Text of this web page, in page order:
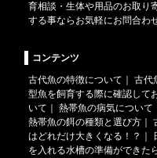
育相談・生体や用品のお取り
する事ならお気軽にお問合わ
コンテンツ
古代魚の特徴について ｜ 古代
型魚を飼育する際に確認して
いて ｜ 熱帯魚の病気について
熱帯魚の餌の種類と選び方 ｜
はどれだけ大きくなる！？ ｜
を入れる水槽の準備ができた